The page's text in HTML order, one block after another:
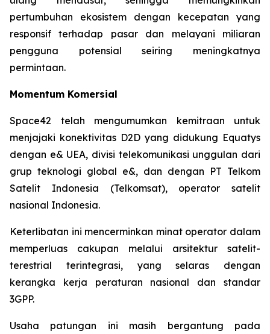
pertumbuhan ekosistem dengan kecepatan yang
responsif terhadap pasar dan melayani miliaran
pengguna potensial seiring meningkatnya
permintaan.
Momentum Komersial
Space42 telah mengumumkan kemitraan untuk
menjajaki konektivitas D2D yang didukung Equatys
dengan e& UEA, divisi telekomunikasi unggulan dari
grup teknologi global e&, dan dengan PT Telkom
Satelit Indonesia (Telkomsat), operator satelit
nasional Indonesia.
Keterlibatan ini mencerminkan minat operator dalam
memperluas cakupan melalui arsitektur satelit-
terestrial terintegrasi, yang selaras dengan
kerangka kerja peraturan nasional dan standar
3GPP.
Usaha patungan ini masih bergantung pada